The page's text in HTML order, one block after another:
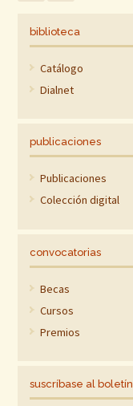
biblioteca
Catálogo
Dialnet
publicaciones
Publicaciones
Colección digital
convocatorias
Becas
Cursos
Premios
suscríbase al boletín